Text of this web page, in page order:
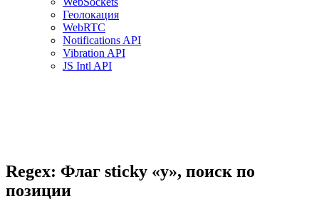
Геолокация
WebRTC
Notifications API
Vibration API
JS Intl API
Regex: Флаг sticky «y», поиск по
позиции